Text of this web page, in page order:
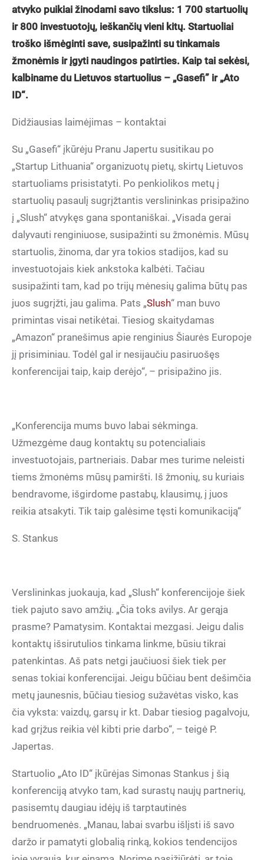
atvyko puikiai žinodami savo tikslus: 1 700 startuolių
ir 800 investuotojų, ieškančių vieni kitų. Startuoliai
troško išmėginti save, susipažinti su tinkamais
žmonėmis ir įgyti naudingos patirties. Kaip tai sekėsi,
kalbiname du Lietuvos startuolius – „Gasefi” ir „Ato
ID“.
Didžiausias laimėjimas – kontaktai
Su „Gasefi“ įkūrėju Pranu Japertu susitikau po
„Startup Lithuania“ organizuotų pietų, skirtų Lietuvos
startuoliams prisistatyti. Po penkiolikos metų į
startuolių pasaulį sugrįžtantis verslininkas prisipažino
į „Slush“ atvykęs gana spontaniškai. „Visada gerai
dalyvauti renginiuose, susipažinti su žmonėmis. Mūsų
startuolis, žinoma, dar yra tokios stadijos, kad su
investuotojais kiek ankstoka kalbėti. Tačiau
susipažinti tam, kad po trijų mėnesių galima būtų pas
juos sugrįžti, jau galima. Pats „Slush“ man buvo
primintas visai netikėtai. Tiesiog skaitydamas
„Amazon“ pranešimus apie renginius Šiaurės Europoje
jį prisiminiau. Todėl gal ir nesijaučiu pasiruošęs
konferencijai taip, kaip derėjo“, – prisipažino jis.
„Konferencija mums buvo labai sėkminga.
Užmezgėme daug kontaktų su potencialiais
investuotojais, partneriais. Dabar mes turime neleisti
tiems žmonėms mūsų pamiršti. Iš žmonių, su kuriais
bendravome, išgirdome pastabų, klausimų, į juos
reikia atsakyti. Tik taip galėsime tęsti komunikaciją“
S. Stankus
Verslininkas juokauja, kad „Slush“ konferencijoje šiek
tiek pajuto savo amžių. „Čia toks avilys. Ar gerąja
prasme? Pamatysim. Kontaktai mezgasi. Jeigu dalis
kontaktų išsirutulios tinkama linkme, būsiu tikrai
patenkintas. Aš pats netgi jaučiuosi šiek tiek per
senas tokiai konferencijai. Jeigu būčiau bent dešimčia
metų jaunesnis, būčiau tiesiog sužavėtas visko, kas
čia vyksta: vaizdų, garsų ir kt. Dabar tiesiog pagalvoju,
kad grįžus reikia vėl kibti prie darbo“, – teigė P.
Japertas.
Startuolio „Ato ID“ įkūrėjas Simonas Stankus į šią
konferenciją atvyko tam, kad surastų naujų partnerių,
pasisemtų daugiau idėjų iš tarptautinės
bendruomenės. „Manau, labai svarbu išlįsti iš savo
daržo ir pamatyti globalią rinką, kokios tendencijos